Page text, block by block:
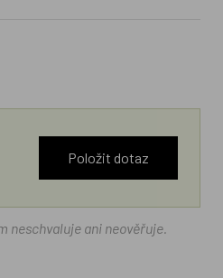
Položit dotaz
neschvaluje ani neověřuje.